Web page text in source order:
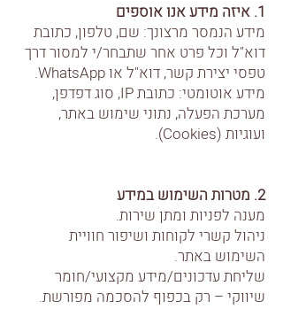
1. איזה מידע אנו אוספים
מידע הנמסר מרצונך: שם, טלפון, כתובת
דוא"ל וכל פרט אחר שתבחר/י למסור דרך
טפסי יצירת קשר, דוא"ל או WhatsApp.
מידע אוטומטי: כתובת IP, סוג דפדפן,
מערכת הפעלה, נתוני שימוש באתר,
ועוגיות (Cookies).
2. מטרות השימוש במידע
מענה לפניות ומתן שירות.
ניהול קשרי לקוחות ושיפור חוויית
השימוש באתר.
שליחת עדכונים/מידע מקצועי/חומר
שיווקי – רק בכפוף להסכמה מפורשת.